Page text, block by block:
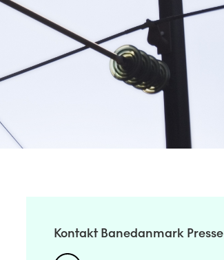
Kontakt Banedanmark Presse